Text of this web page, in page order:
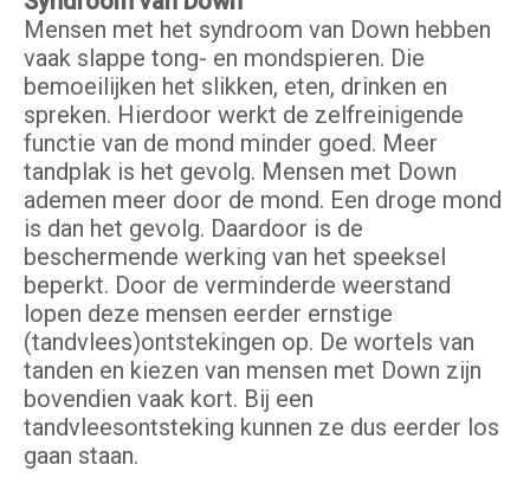
Mensen met het syndroom van Down hebben
vaak slappe tong- en mondspieren. Die
bemoeilijken het slikken, eten, drinken en
spreken. Hierdoor werkt de zelfreinigende
functie van de mond minder goed. Meer
tandplak is het gevolg. Mensen met Down
ademen meer door de mond. Een droge mond
is dan het gevolg. Daardoor is de
beschermende werking van het speeksel
beperkt. Door de verminderde weerstand
lopen deze mensen eerder ernstige
(tandvlees)ontstekingen op. De wortels van
tanden en kiezen van mensen met Down zijn
bovendien vaak kort. Bij een
tandvleesontsteking kunnen ze dus eerder los
gaan staan.